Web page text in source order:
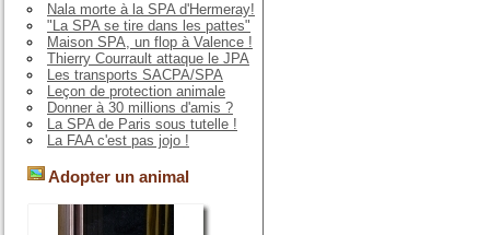
Nala morte à la SPA d'Hermeray!
"La SPA se tire dans les pattes"
Maison SPA, un flop à Valence !
Thierry Courrault attaque le JPA
Les transports SACPA/SPA
Leçon de protection animale
Donner à 30 millions d'amis ?
La SPA de Paris sous tutelle !
La FAA c'est pas jojo !
Adopter un animal